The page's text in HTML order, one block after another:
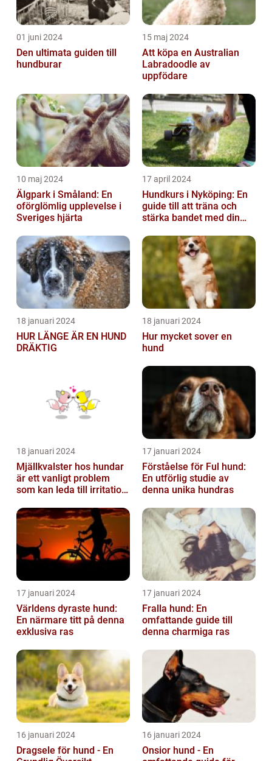
01 juni 2024
Den ultimata guiden till
hundburar
15 maj 2024
Att köpa en Australian
Labradoodle av
uppfödare
10 maj 2024
Älgpark i Småland: En
oförglömlig upplevelse i
Sveriges hjärta
17 april 2024
Hundkurs i Nyköping: En
guide till att träna och
stärka bandet med din
18 januari 2024
HUR LÄNGE ÄR EN HUND
DRÄKTIG
18 januari 2024
Hur mycket sover en
hund
18 januari 2024
Mjällkvalster hos hundar
är ett vanligt problem
som kan leda till irritation
hun...
17 januari 2024
Förståelse för Ful hund:
En utförlig studie av
denna unika hundras
17 januari 2024
Världens dyraste hund:
En närmare titt på denna
exklusiva ras
17 januari 2024
Fralla hund: En
omfattande guide till
denna charmiga ras
16 januari 2024
Dragsele för hund - En
16 januari 2024
Onsior hund - En